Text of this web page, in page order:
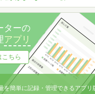
ターの
アプリ
ちら
を簡単に記録・管理できるアプリ